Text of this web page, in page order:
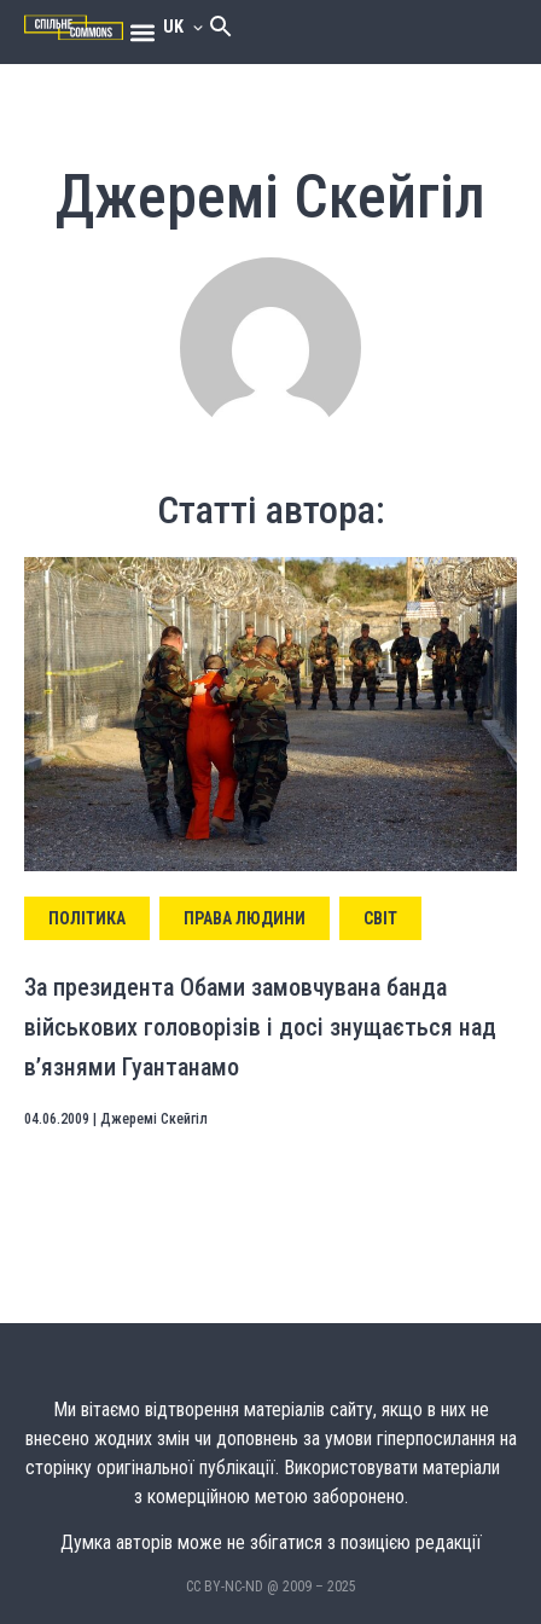
UK
Джеремі Скейгіл
Статті автора:
ПОЛІТИКА ПРАВА ЛЮДИНИ СВІТ
За президента Обами замовчувана банда
військових головорізів і досі знущається над
в’язнями Гуантанамо
04.06.2009 Джеремі Скейгіл
Ми вітаємо відтворення матеріалів сайту, якщо в них не
внесено жодних змін чи доповнень за умови гіперпосилання на
сторінку оригінальної публікації. Використовувати матеріали
з комерційною метою заборонено.
Думка авторів може не збігатися з позицією редакції
CC BY-NC-ND @ 2009 – 2025